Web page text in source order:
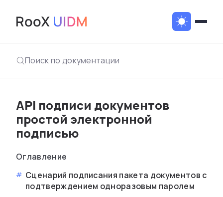
Поиск по документации
API подписи документов
простой электронной
подписью
Оглавление
Сценарий подписания пакета документов с
подтверждением одноразовым паролем